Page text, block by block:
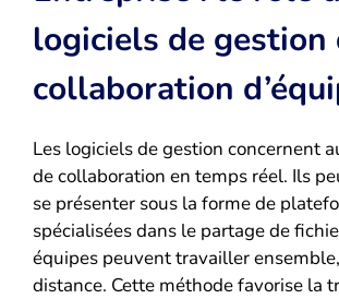
logiciels de gestion
collaboration
Les logiciels de gestion concernent
de collaboration en temps réel. Ils
se présenter sous la forme de
spécialisées dans le partage de
équipes peuvent travailler
distance. Cette méthode favorise la